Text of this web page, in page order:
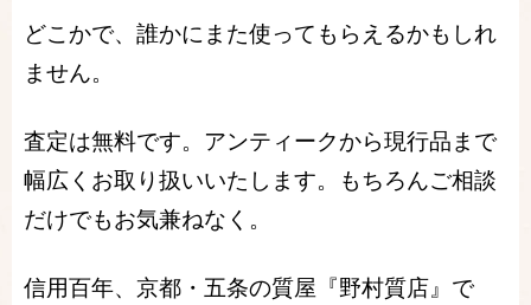
どこかで、誰かにまた使ってもらえるかもしれ
ません。
査定は無料です。アンティークから現行品まで
幅広くお取り扱いいたします。もちろんご相談
だけでもお気兼ねなく。
信用百年、京都・五条の質屋『野村質店』で